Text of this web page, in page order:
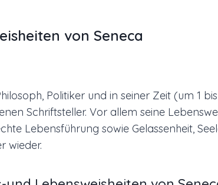
von Seneca
Politiker und in seiner Zeit (um 1 bis
Schriftsteller. Vor allem seine
Lebensführung sowie Gelassenheit,
wieder.